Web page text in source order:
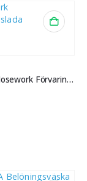
CSiGORA Nosework Förvaringslåda